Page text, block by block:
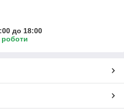
до 18:00
роботи